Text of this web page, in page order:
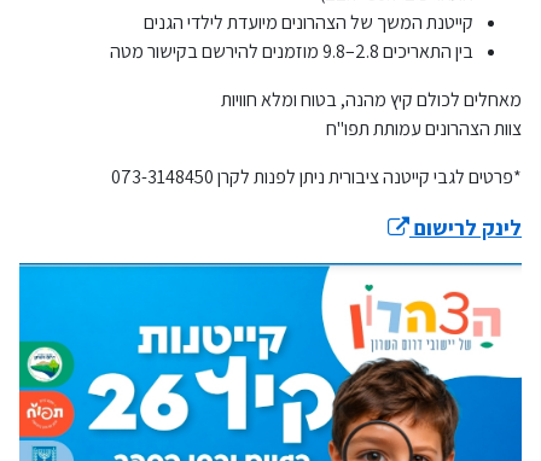
קייטנת המשך של הצהרונים מיועדת לילדי הגנים
בין התאריכים 2.8–9.8 מוזמנים להירשם בקישור מטה
מאחלים לכולם קיץ מהנה, בטוח ומלא חוויות
צוות הצהרונים עמותת תפו"ח
*פרטים לגבי קייטנה ציבורית ניתן לפנות לקרן 073-3148450
לינק לרישום